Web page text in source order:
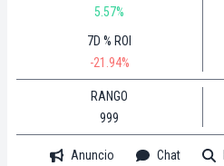
5.57%
7D % ROI
-21.94%
RANGO
999
Anuncio Chat